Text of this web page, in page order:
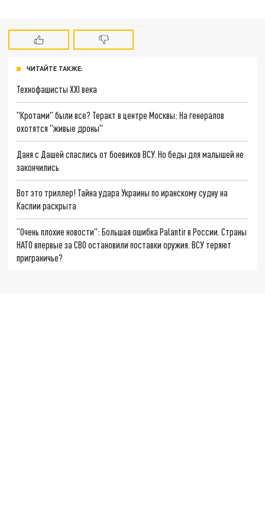
ЧИТАЙТЕ ТАКЖЕ:
Технофашисты XXI века
"Кротами" были все? Теракт в центре Москвы: На генералов
охотятся "живые дроны"
Даня с Дашей спаслись от боевиков ВСУ. Но беды для малышей не
закончились
Вот это триллер! Тайна удара Украины по иранскому судну на
Каспии раскрыта
"Очень плохие новости": Большая ошибка Palantir в России. Страны
НАТО впервые за СВО остановили поставки оружия. ВСУ теряют
приграничье?